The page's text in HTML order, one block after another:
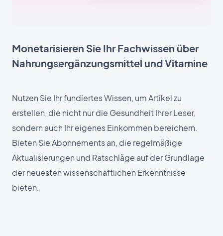
Monetarisieren Sie Ihr Fachwissen über
Nahrungsergänzungsmittel und Vitamine
Nutzen Sie Ihr fundiertes Wissen, um Artikel zu
erstellen, die nicht nur die Gesundheit Ihrer Leser,
sondern auch Ihr eigenes Einkommen bereichern.
Bieten Sie Abonnements an, die regelmäßige
Aktualisierungen und Ratschläge auf der Grundlage
der neuesten wissenschaftlichen Erkenntnisse
bieten.